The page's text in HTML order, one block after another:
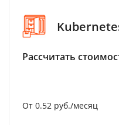
Рассчитать
От 0.52 руб./месяц